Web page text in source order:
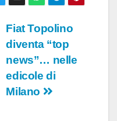
Fiat Topolino
diventa “top
news”… nelle
edicole di
Milano